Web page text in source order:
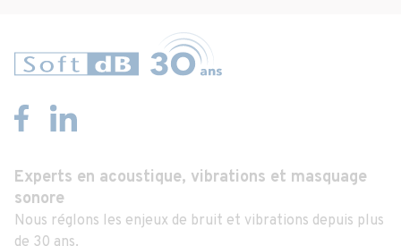
Experts en acoustique, vibrations et masquage
sonore
Nous réglons les enjeux de bruit et vibrations depuis plus